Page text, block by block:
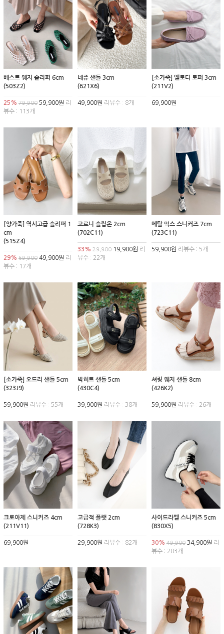
베스트 웨지 슬리퍼 6cm
(503Z2)
25% 79,900 59,900원 리
뷰수 : 113개
네쥬 샌들 3cm
(621X6)
49,900원 리뷰수 : 8개
[소가죽] 멜로디 로퍼 3cm
(211V2)
69,900원
[양가죽] 역시고급 슬리퍼 1
cm
(515Z4)
29% 69,900 49,900원 리
뷰수 : 17개
코르니 슬립온 2cm
(702C11)
33% 29,90019,900원 리
뷰수 : 22개
메탈 믹스 스니커즈 7cm
(723C11)
59,900원 리뷰수 : 5개
[소가죽] 오드리 샌들 5cm
(323J9)
59,900원 리뷰수 : 55개
빅히트 샌들 5cm
(430C4)
39,900원 리뷰수 : 38개
셔링 웨지 샌들 8cm
(426K2)
59,900원 리뷰수 : 26개
크로아제 스니커즈 4cm
(211V11)
69,900원
고급적 플랫 2cm
(728K3)
29,900원 리뷰수 : 82개
사이드라벨 스니커즈 5cm
(830X5)
30% 49,90034,900원 리
뷰수 : 203개